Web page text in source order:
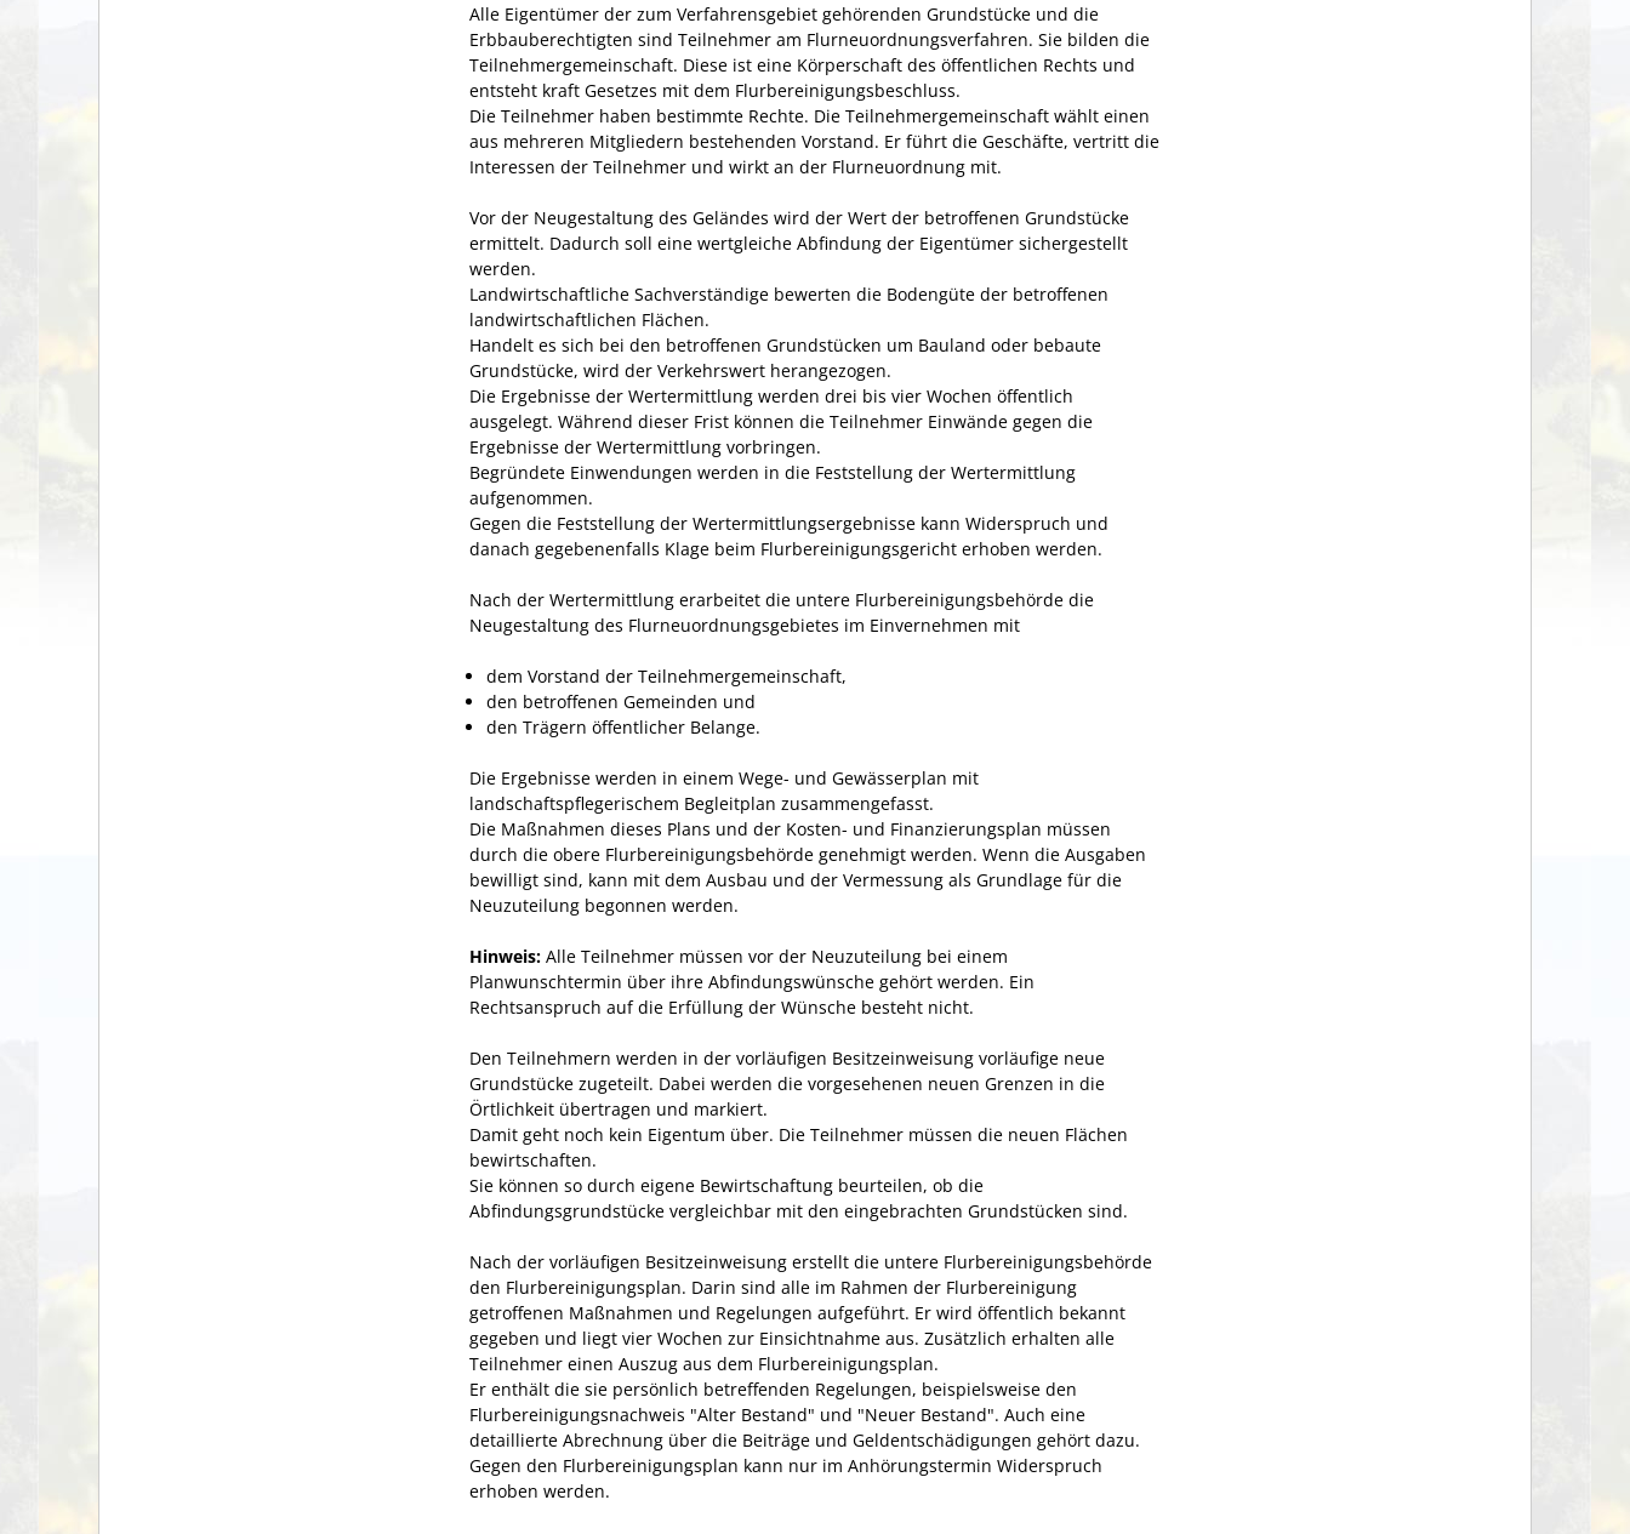
Alle Eigentümer der zum Verfahrensgebiet gehörenden Grundstücke und die
Erbbauberechtigten sind Teilnehmer am Flurneuordnungsverfahren. Sie bilden die
Teilnehmergemeinschaft. Diese ist eine Körperschaft des öffentlichen Rechts und
entsteht kraft Gesetzes mit dem Flurbereinigungsbeschluss.
Die Teilnehmer haben bestimmte Rechte. Die Teilnehmergemeinschaft wählt einen
aus mehreren Mitgliedern bestehenden Vorstand. Er führt die Geschäfte, vertritt die
Interessen der Teilnehmer und wirkt an der Flurneuordnung mit.
Vor der Neugestaltung des Geländes wird der Wert der betroffenen Grundstücke
ermittelt. Dadurch soll eine wertgleiche Abfindung der Eigentümer sichergestellt
werden.
Landwirtschaftliche Sachverständige bewerten die Bodengüte der betroffenen
landwirtschaftlichen Flächen.
Handelt es sich bei den betroffenen Grundstücken um Bauland oder bebaute
Grundstücke, wird der Verkehrswert herangezogen.
Die Ergebnisse der Wertermittlung werden drei bis vier Wochen öffentlich
ausgelegt. Während dieser Frist können die Teilnehmer Einwände gegen die
Ergebnisse der Wertermittlung vorbringen.
Begründete Einwendungen werden in die Feststellung der Wertermittlung
aufgenommen.
Gegen die Feststellung der Wertermittlungsergebnisse kann Widerspruch und
danach gegebenenfalls Klage beim Flurbereinigungsgericht erhoben werden.
Nach der Wertermittlung erarbeitet die untere Flurbereinigungsbehörde die
Neugestaltung des Flurneuordnungsgebietes im Einvernehmen mit
dem Vorstand der Teilnehmergemeinschaft,
den betroffenen Gemeinden und
den Trägern öffentlicher Belange.
Die Ergebnisse werden in einem Wege- und Gewässerplan mit
landschaftspflegerischem Begleitplan zusammengefasst.
Die Maßnahmen dieses Plans und der Kosten- und Finanzierungsplan müssen
durch die obere Flurbereinigungsbehörde genehmigt werden. Wenn die Ausgaben
bewilligt sind, kann mit dem Ausbau und der Vermessung als Grundlage für die
Neuzuteilung begonnen werden.
Hinweis: Alle Teilnehmer müssen vor der Neuzuteilung bei einem
Planwunschtermin über ihre Abfindungswünsche gehört werden. Ein
Rechtsanspruch auf die Erfüllung der Wünsche besteht nicht.
Den Teilnehmern werden in der vorläufigen Besitzeinweisung vorläufige neue
Grundstücke zugeteilt. Dabei werden die vorgesehenen neuen Grenzen in die
Örtlichkeit übertragen und markiert.
Damit geht noch kein Eigentum über. Die Teilnehmer müssen die neuen Flächen
bewirtschaften.
Sie können so durch eigene Bewirtschaftung beurteilen, ob die
Abfindungsgrundstücke vergleichbar mit den eingebrachten Grundstücken sind.
Nach der vorläufigen Besitzeinweisung erstellt die untere Flurbereinigungsbehörde
den Flurbereinigungsplan. Darin sind alle im Rahmen der Flurbereinigung
getroffenen Maßnahmen und Regelungen aufgeführt. Er wird öffentlich bekannt
gegeben und liegt vier Wochen zur Einsichtnahme aus. Zusätzlich erhalten alle
Teilnehmer einen Auszug aus dem Flurbereinigungsplan.
Er enthält die sie persönlich betreffenden Regelungen, beispielsweise den
Flurbereinigungsnachweis "Alter Bestand" und "Neuer Bestand". Auch eine
detaillierte Abrechnung über die Beiträge und Geldentschädigungen gehört dazu.
Gegen den Flurbereinigungsplan kann nur im Anhörungstermin Widerspruch
erhoben werden.